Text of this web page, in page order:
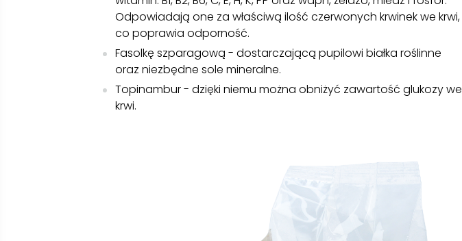
Odpowiadają one za właściwą ilość czerwonych krwinek we krwi,
co poprawia odporność.
Fasolkę szparagową - dostarczającą pupilowi białka roślinne
oraz niezbędne sole mineralne.
Topinambur - dzięki niemu można obniżyć zawartość glukozy we
krwi.